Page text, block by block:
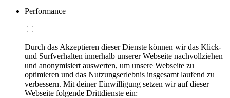
Performance
Durch das Akzeptieren dieser Dienste können wir das Klick-
und Surfverhalten innerhalb unserer Webseite nachvollziehen
und anonymisiert auswerten, um unsere Webseite zu
optimieren und das Nutzungserlebnis insgesamt laufend zu
verbessern. Mit deiner Einwilligung setzen wir auf dieser
Webseite folgende Drittdienste ein: